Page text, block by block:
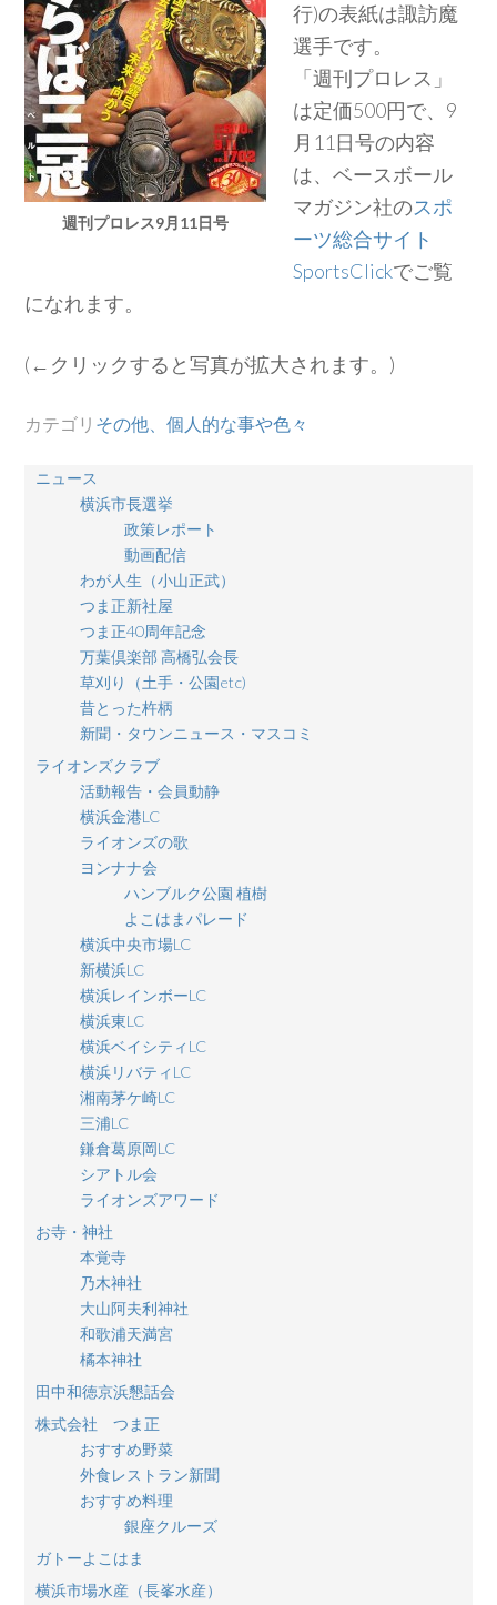
週刊プロレス9月11日号
行)の表紙は諏訪魔
選手です。
「週刊プロレス」
は定価500円で、9
月11日号の内容
は、ベースボール
マガジン社のスポ
ーツ総合サイト
SportsClickでご覧
になれます。
(←クリックすると写真が拡大されます。)
カテゴリ その他、個人的な事や色々
ニュース
横浜市長選挙
政策レポート
動画配信
わが人生（小山正武）
つま正新社屋
つま正40周年記念
万葉倶楽部 高橋弘会長
草刈り（土手・公園etc)
昔とった杵柄
新聞・タウンニュース・マスコミ
ライオンズクラブ
活動報告・会員動静
横浜金港LC
ライオンズの歌
ヨンナナ会
ハンブルク公園 植樹
よこはまパレード
横浜中央市場LC
新横浜LC
横浜レインボーLC
横浜東LC
横浜ベイシティLC
横浜リバティLC
湘南茅ケ崎LC
三浦LC
鎌倉葛原岡LC
シアトル会
ライオンズアワード
お寺・神社
本覚寺
乃木神社
大山阿夫利神社
和歌浦天満宮
橘本神社
田中和徳京浜懇話会
株式会社 つま正
おすすめ野菜
外食レストラン新聞
おすすめ料理
銀座クルーズ
ガトーよこはま
横浜市場水産（長峯水産）